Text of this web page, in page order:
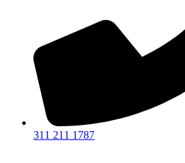
311 211 1787